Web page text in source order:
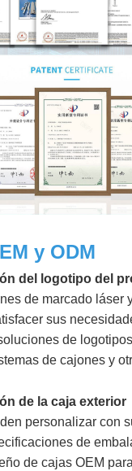
y ODM
del logotipo del
de marcado láser
sus
de
de cajones y
de la caja exterior
personalizar con
de
de cajas OEM